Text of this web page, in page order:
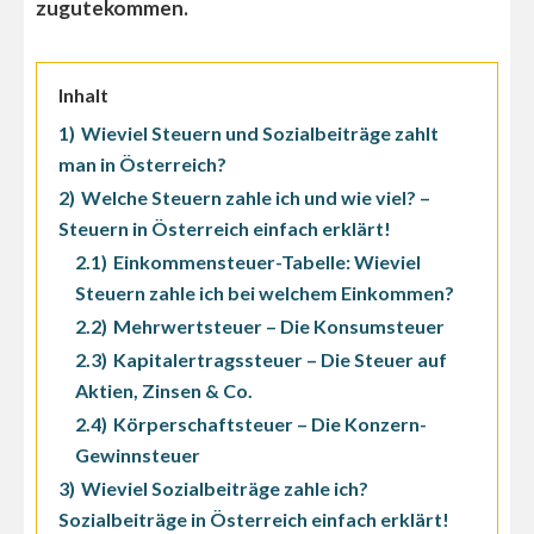
zugutekommen.
Inhalt
1) Wieviel Steuern und Sozialbeiträge zahlt
man in Österreich?
2) Welche Steuern zahle ich und wie viel? –
Steuern in Österreich einfach erklärt!
2.1) Einkommensteuer-Tabelle: Wieviel
Steuern zahle ich bei welchem Einkommen?
2.2) Mehrwertsteuer – Die Konsumsteuer
2.3) Kapitalertragssteuer – Die Steuer auf
Aktien, Zinsen & Co.
2.4) Körperschaftsteuer – Die Konzern-
Gewinnsteuer
3) Wieviel Sozialbeiträge zahle ich?
Sozialbeiträge in Österreich einfach erklärt!